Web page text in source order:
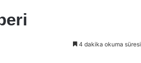
4 dakika okuma süresi